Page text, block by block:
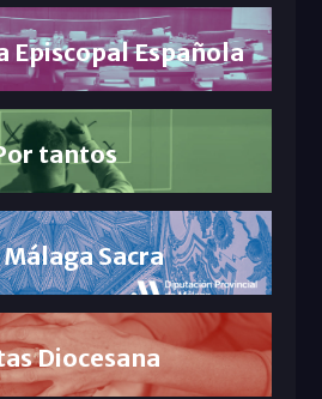
Episcopal Española
tantos
Sacra
Diocesana